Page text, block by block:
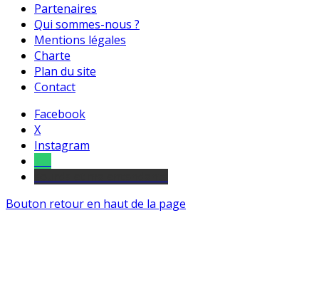
Partenaires
Qui sommes-nous ?
Mentions légales
Charte
Plan du site
Contact
Facebook
X
Instagram
Bouton retour en haut de la page